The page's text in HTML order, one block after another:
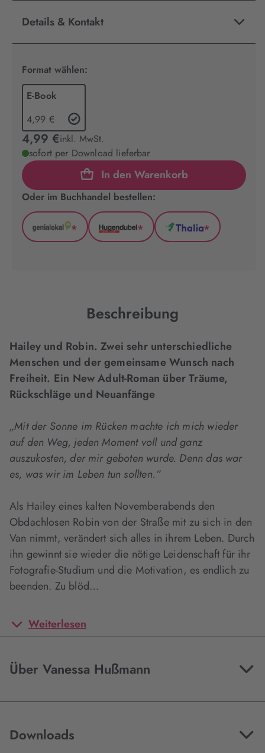
Details & Kontakt
Format wählen:
E-Book
4,99 €
4,99 €inkl. MwSt.
sofort per Download lieferbar
In den Warenkorb
Oder im Buchhandel bestellen:
GenialLokal
*
Hugendubel
*
Thalia
*
Beschreibung
Hailey und Robin. Zwei sehr unterschiedliche
Menschen und der gemeinsame Wunsch nach
Freiheit. Ein New Adult-Roman über Träume,
Rückschläge und Neuanfänge
„Mit der Sonne im Rücken machte ich mich wieder
auf den Weg, jeden Moment voll und ganz
auszukosten, der mir geboten wurde. Denn das war
es, was wir im Leben tun sollten.“
Als Hailey eines kalten Novemberabends den
Obdachlosen Robin von der Straße mit zu sich in den
Van nimmt, verändert sich alles in ihrem Leben. Durch
ihn gewinnt sie wieder die nötige Leidenschaft für ihr
Fotografie-Studium und die Motivation, es endlich zu
beenden. Zu blöd…
Weiterlesen
Über Vanessa Hußmann
Downloads